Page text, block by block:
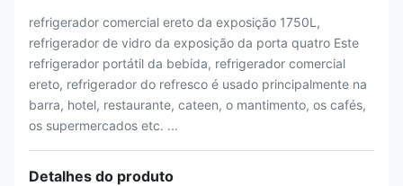
refrigerador comercial ereto da exposição 1750L,
refrigerador de vidro da exposição da porta quatro Este
refrigerador portátil da bebida, refrigerador comercial
ereto, refrigerador do refresco é usado principalmente na
barra, hotel, restaurante, cateen, o mantimento, os cafés,
os supermercados etc. ...
Detalhes do produto